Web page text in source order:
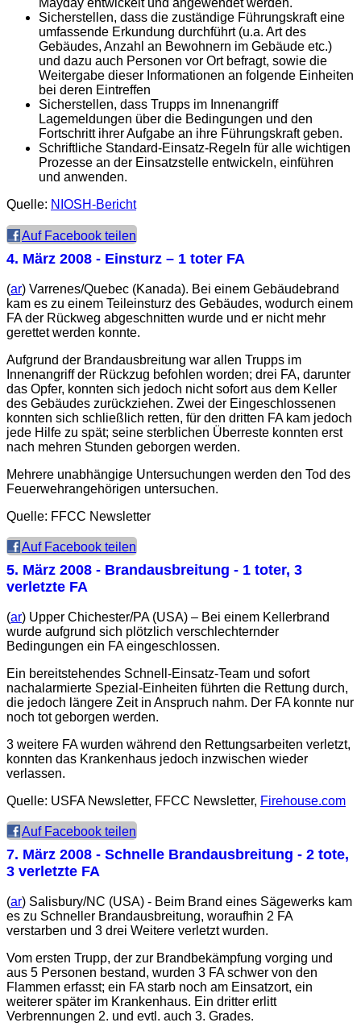
Mayday entwickelt und angewendet werden.
Sicherstellen, dass die zuständige Führungskraft eine
umfassende Erkundung durchführt (u.a. Art des
Gebäudes, Anzahl an Bewohnern im Gebäude etc.)
und dazu auch Personen vor Ort befragt, sowie die
Weitergabe dieser Informationen an folgende Einheiten
bei deren Eintreffen
Sicherstellen, dass Trupps im Innenangriff
Lagemeldungen über die Bedingungen und den
Fortschritt ihrer Aufgabe an ihre Führungskraft geben.
Schriftliche Standard-Einsatz-Regeln für alle wichtigen
Prozesse an der Einsatzstelle entwickeln, einführen
und anwenden.
Quelle: NIOSH-Bericht
Auf Facebook teilen
4. März 2008 - Einsturz – 1 toter FA
(ar) Varrenes/Quebec (Kanada). Bei einem Gebäudebrand
kam es zu einem Teileinsturz des Gebäudes, wodurch einem
FA der Rückweg abgeschnitten wurde und er nicht mehr
gerettet werden konnte.
Aufgrund der Brandausbreitung war allen Trupps im
Innenangriff der Rückzug befohlen worden; drei FA, darunter
das Opfer, konnten sich jedoch nicht sofort aus dem Keller
des Gebäudes zurückziehen. Zwei der Eingeschlossenen
konnten sich schließlich retten, für den dritten FA kam jedoch
jede Hilfe zu spät; seine sterblichen Überreste konnten erst
nach mehren Stunden geborgen werden.
Mehrere unabhängige Untersuchungen werden den Tod des
Feuerwehrangehörigen untersuchen.
Quelle: FFCC Newsletter
Auf Facebook teilen
5. März 2008 - Brandausbreitung - 1 toter, 3
verletzte FA
(ar) Upper Chichester/PA (USA) – Bei einem Kellerbrand
wurde aufgrund sich plötzlich verschlechternder
Bedingungen ein FA eingeschlossen.
Ein bereitstehendes Schnell-Einsatz-Team und sofort
nachalarmierte Spezial-Einheiten führten die Rettung durch,
die jedoch längere Zeit in Anspruch nahm. Der FA konnte nur
noch tot geborgen werden.
3 weitere FA wurden während den Rettungsarbeiten verletzt,
konnten das Krankenhaus jedoch inzwischen wieder
verlassen.
Quelle: USFA Newsletter, FFCC Newsletter, Firehouse.com
Auf Facebook teilen
7. März 2008 - Schnelle Brandausbreitung - 2 tote,
3 verletzte FA
(ar) Salisbury/NC (USA) - Beim Brand eines Sägewerks kam
es zu Schneller Brandausbreitung, woraufhin 2 FA
verstarben und 3 drei Weitere verletzt wurden.
Vom ersten Trupp, der zur Brandbekämpfung vorging und
aus 5 Personen bestand, wurden 3 FA schwer von den
Flammen erfasst; ein FA starb noch am Einsatzort, ein
weiterer später im Krankenhaus. Ein dritter erlitt
Verbrennungen 2. und evtl. auch 3. Grades.